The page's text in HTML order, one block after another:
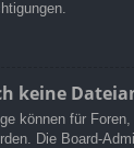
keine
können für
Die Board-